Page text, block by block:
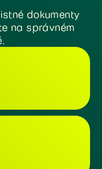
dokumenty
na správném